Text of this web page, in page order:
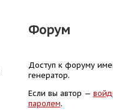
Форум
Доступ к форуму
генератор.
Если вы автор —
паролем.